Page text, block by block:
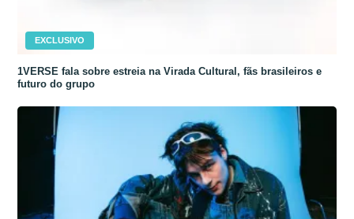
EXCLUSIVO
1VERSE fala sobre estreia na Virada Cultural, fãs brasileiros e
futuro do grupo